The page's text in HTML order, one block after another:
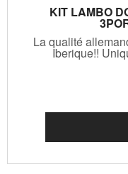
KIT LAMBO
La qualité
Iberique!!